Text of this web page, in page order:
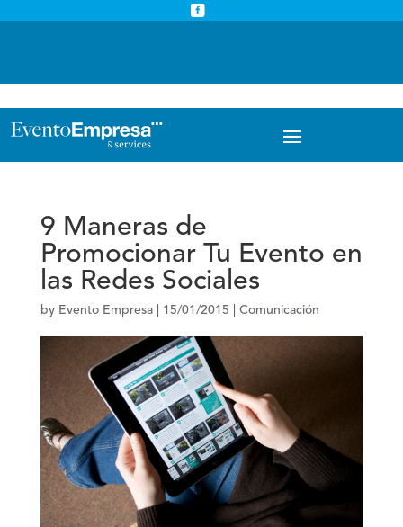

9 Maneras de
Promocionar Tu Evento en
las Redes Sociales
by Evento Empresa| 15/01/2015 Comunicación